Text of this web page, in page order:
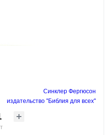
Синклер Фергюсон
издательство "Библия для всех"